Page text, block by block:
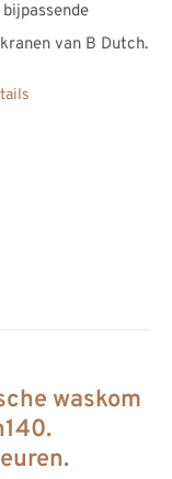
van B Dutch.
waskom